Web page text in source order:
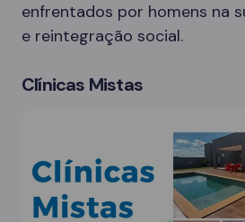
enfrentados por homens na
e reintegração social.
Clínicas Mistas